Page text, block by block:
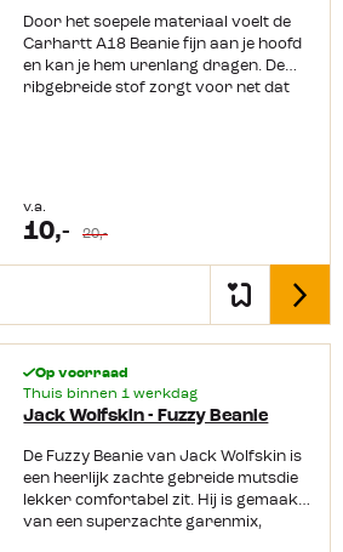
Door het soepele materiaal voelt de
Carhartt A18 Beanie fijn aan je hoofd
en kan je hem urenlang dragen. De
ribgebreide stof zorgt voor net dat
ideaal voor buitenwerkzaamheden of
een mooie winterwandeling.
Productkenmerken: Carhartt label op
de voorkantExtra warm door de
omslagband100% polyacryl
v.a.
10,- 20,-
Op voorraad
Thuis binnen 1 werkdag
Jack Wolfskin - Fuzzy Beanie
De Fuzzy Beanie van Jack Wolfskin is
een heerlijk zachte gebreide mutsdie
lekker comfortabel zit. Hij is gemaakt
van een superzachte garenmix,